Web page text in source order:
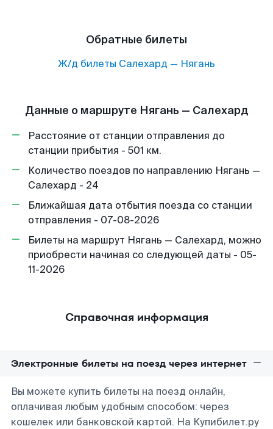
Обратные билеты
Ж/д билеты Салехард — Нягань
Данные о маршруте Нягань — Салехард
Расстояние от станции отправления до
станции прибытия - 501 км.
Количество поездов по направлению Нягань —
Салехард - 24
Ближайшая дата отбытия поезда со станции
отправления - 07-08-2026
Билеты на маршрут Нягань — Салехард, можно
приобрести начиная со следующей даты - 05-
11-2026
Справочная информация
Электронные билеты на поезд через интернет
Вы можете купить билеты на поезд онлайн,
оплачивая любым удобным способом: через
кошелек или банковской картой. На Купибилет.ру